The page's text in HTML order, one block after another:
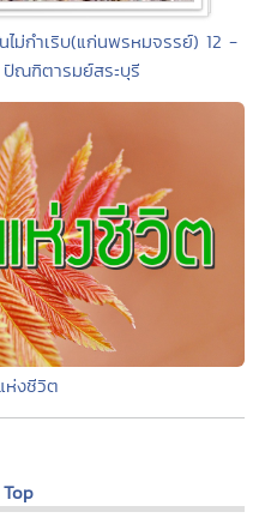
ม่กำเริบ(แก่นพรหมจรรย์) 12 -
ณฑิตารมย์สระบุรี
ห่งชีวิต